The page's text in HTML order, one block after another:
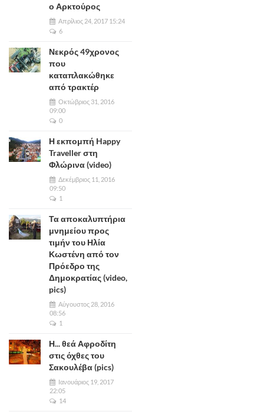
ο Αρκτούρος
Απρίλιος 24, 2017 15:24
6
Νεκρός 49χρονος
που
καταπλακώθηκε
από τρακτέρ
Οκτώβριος 31, 2016
09:00
0
Η εκπομπή Happy
Traveller στη
Φλώρινα (video)
Δεκέμβριος 11, 2016
09:50
1
Τα αποκαλυπτήρια
μνημείου προς
τιμήν του Ηλία
Κωστένη από τον
Πρόεδρο της
Δημοκρατίας (video,
pics)
Αύγουστος 28, 2016
08:56
1
Η... θεά Αφροδίτη
στις όχθες του
Σακουλέβα (pics)
Ιανουάριος 19, 2017
22:05
14